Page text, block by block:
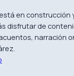
en construcción
disfrutar de
narración